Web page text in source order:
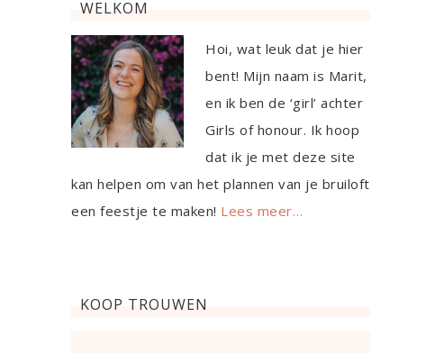
WELKOM
Hoi, wat leuk dat je hier
bent! Mijn naam is Marit,
en ik ben de ‘girl’ achter
Girls of honour. Ik hoop
dat ik je met deze site
kan helpen om van het plannen van je bruiloft
een feestje te maken! Lees meer…
KOOP TROUWEN